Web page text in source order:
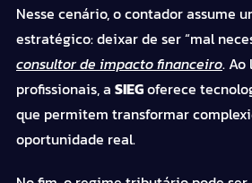
Nesse cenário, o contador assume
estratégico: deixar de ser “mal
consultor de impacto financeiro. Ao
profissionais, a SIEGoferece
que permitem transformar
oportunidade real.